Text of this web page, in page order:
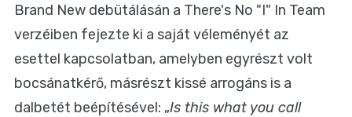
Brand New debütálásán a There's No "I" In Team
verzéiben fejezte ki a saját véleményét az
esettel kapcsolatban, amelyben egyrészt volt
bocsánatkérő, másrészt kissé arrogáns is a
dalbetét beépítésével: „Is this what you call